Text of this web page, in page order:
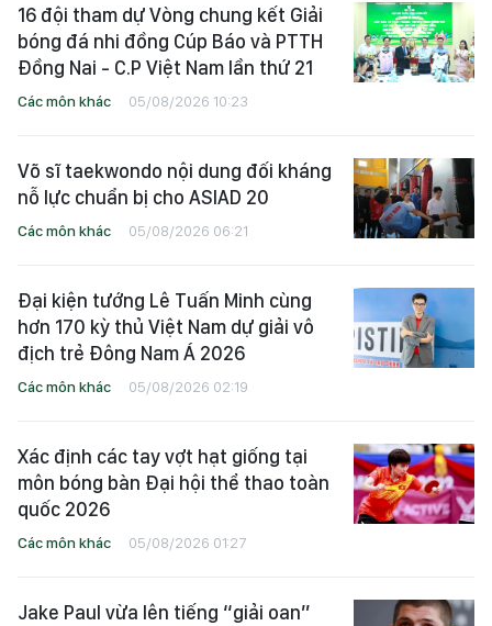
16 đội tham dự Vòng chung kết Giải
bóng đá nhi đồng Cúp Báo và PTTH
Đồng Nai - C.P Việt Nam lần thứ 21
Các môn khác 05/08/2026 10:23
Võ sĩ taekwondo nội dung đối kháng
nỗ lực chuẩn bị cho ASIAD 20
Các môn khác 05/08/2026 06:21
Đại kiện tướng Lê Tuấn Minh cùng
hơn 170 kỳ thủ Việt Nam dự giải vô
địch trẻ Đông Nam Á 2026
Các môn khác 05/08/2026 02:19
Xác định các tay vợt hạt giống tại
môn bóng bàn Đại hội thể thao toàn
quốc 2026
Các môn khác 05/08/2026 01:27
Jake Paul vừa lên tiếng “giải oan”